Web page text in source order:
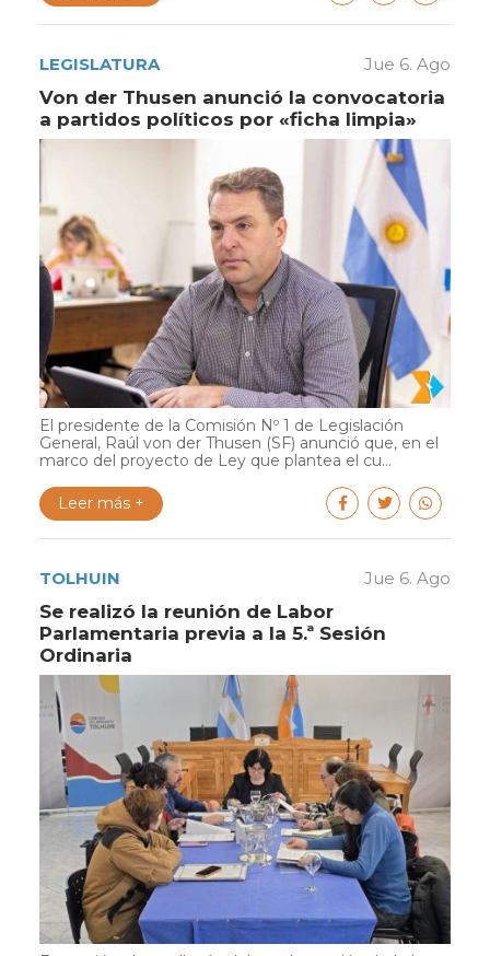
LEGISLATURA Jue 6. Ago
Von der Thusen anunció la convocatoria
a partidos políticos por «ficha limpia»
El presidente de la Comisión Nº 1 de Legislación
General, Raúl von der Thusen (SF) anunció que, en el
marco del proyecto de Ley que plantea el cu...
Leer más +
TOLHUIN Jue 6. Ago
Se realizó la reunión de Labor
Parlamentaria previa a la 5.ª Sesión
Ordinaria